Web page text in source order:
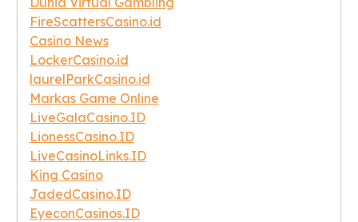
FireScattersCasino.id
Casino News
LockerCasino.id
laurelParkCasino.id
Markas Game Online
LiveGalaCasino.ID
LionessCasino.ID
LiveCasinoLinks.ID
King Casino
JadedCasino.ID
EyeconCasinos.ID